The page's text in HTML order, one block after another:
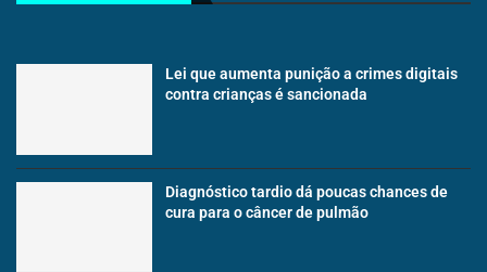
Lei que aumenta punição a crimes digitais
contra crianças é sancionada
Diagnóstico tardio dá poucas chances de
cura para o câncer de pulmão